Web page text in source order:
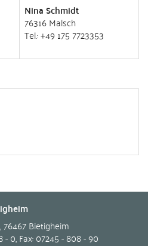
Nina Schmidt
76316 Malsch
Tel.: +49 175 7723353
,76467Bietigheim
- 0,Fax: 07245 - 808 - 90